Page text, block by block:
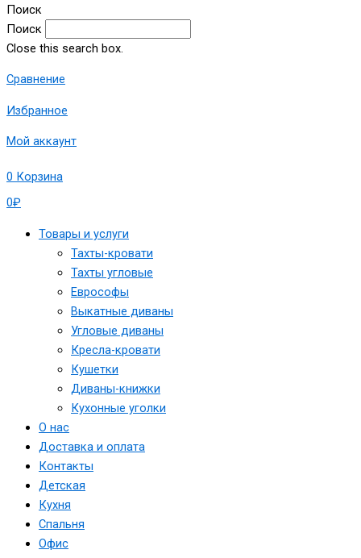
Поиск
Поиск
Close this search box.
Сравнение
Избранное
Мой аккаунт
0₽
0 Корзина
Товары и услуги
Тахты-кровати
Тахты угловые
Еврософы
Выкатные диваны
Угловые диваны
Кресла-кровати
Кушетки
Диваны-книжки
Кухонные уголки
О нас
Доставка и оплата
Контакты
Детская
Кухня
Спальня
Офис